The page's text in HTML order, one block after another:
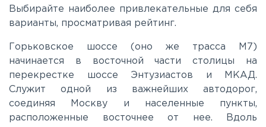
Киевское
Ленинградское
Лихачевское
Минское
Выбирайте наиболее привлекательные для себя
варианты, просматривая рейтинг.
Горьковское шоссе (оно же трасса М7)
начинается в восточной части столицы на
перекрестке шоссе Энтузиастов и МКАД.
Служит одной из важнейших автодорог,
соединяя Москву и населенные пункты,
расположенные восточнее от нее. Вдоль